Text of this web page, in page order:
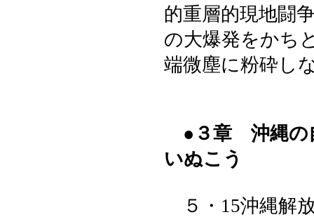
的重層的現地闘
の大爆発をかち
端微塵に粉砕し
●３章 沖縄の
いぬこう
５・15沖縄解